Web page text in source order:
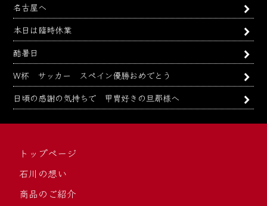
名古屋へ
本日は臨時休業
酷暑日
W杯 サッカー スペイン優勝おめでとう
日頃の感謝の気持ちで 甲冑好きの旦那様へ
トップページ
石川の想い
商品のご紹介